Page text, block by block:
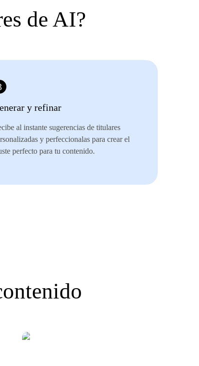
de AI?
y refinar
al instante sugerencias de titulares
y perfeccionalas para crear el
perfecto para tu contenido.